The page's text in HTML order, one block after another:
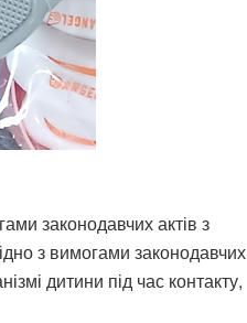
законодавчих актів з
з вимогами законодавчих
дитини під час контакту,